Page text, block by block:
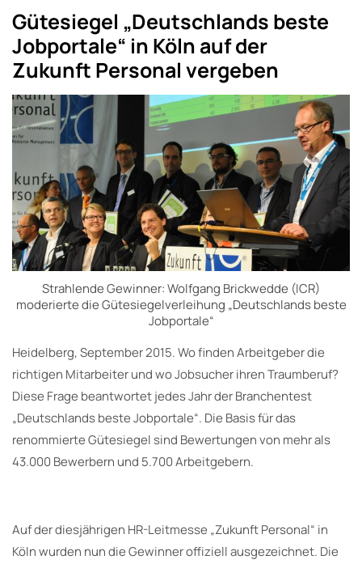
Gütesiegel „Deutschlands beste
Jobportale“ in Köln auf der
Zukunft Personal vergeben
Strahlende Gewinner: Wolfgang Brickwedde (ICR)
moderierte die Gütesiegelverleihung „Deutschlands beste
Jobportale“
Heidelberg, September 2015. Wo finden Arbeitgeber die
richtigen Mitarbeiter und wo Jobsucher ihren Traumberuf?
Diese Frage beantwortet jedes Jahr der Branchentest
„Deutschlands beste Jobportale“. Die Basis für das
renommierte Gütesiegel sind Bewertungen von mehr als
43.000 Bewerbern und 5.700 Arbeitgebern.
Auf der diesjährigen HR-Leitmesse „Zukunft Personal“ in
Köln wurden nun die Gewinner offiziell ausgezeichnet. Die